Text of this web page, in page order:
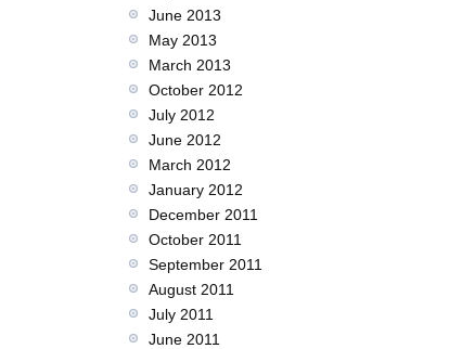
June 2013
May 2013
March 2013
October 2012
July 2012
June 2012
March 2012
January 2012
December 2011
October 2011
September 2011
August 2011
July 2011
June 2011